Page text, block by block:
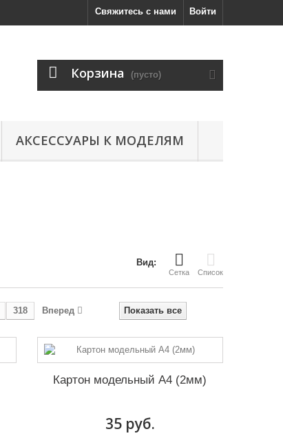
Войти
Свяжитесь с нами
Корзина (пусто)
АКСЕССУАРЫ К МОДЕЛЯМ
Вид:
Сетка Список
Показать все
318 Вперед
Картон модельный А4 (2мм)
35 руб.